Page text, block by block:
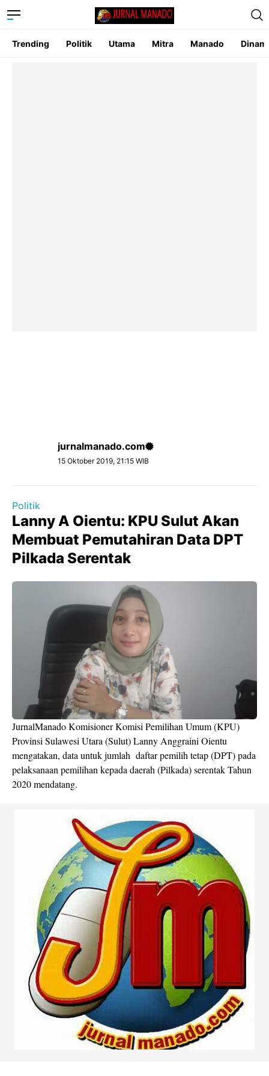
Trending Politik Utama Mitra Manado
jurnalmanado.com
15 Oktober 2019, 21:15 WIB
Politik
Lanny A Oientu: KPU Sulut Akan
Membuat Pemutahiran Data DPT
Pilkada Serentak
JurnalManado Komisioner Komisi Pemilihan Umum (KPU)
Provinsi Sulawesi Utara (Sulut) Lanny Anggraini Oientu
mengatakan, data untuk jumlah daftar pemilih tetap (DPT) pada
pelaksanaan pemilihan kepada daerah (Pilkada) serentak Tahun
2020 mendatang.